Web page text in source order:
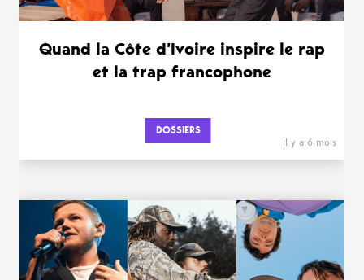
Quand la Côte d’Ivoire inspire le rap
et la trap francophone
DOSSIERS
il y a 6 mois